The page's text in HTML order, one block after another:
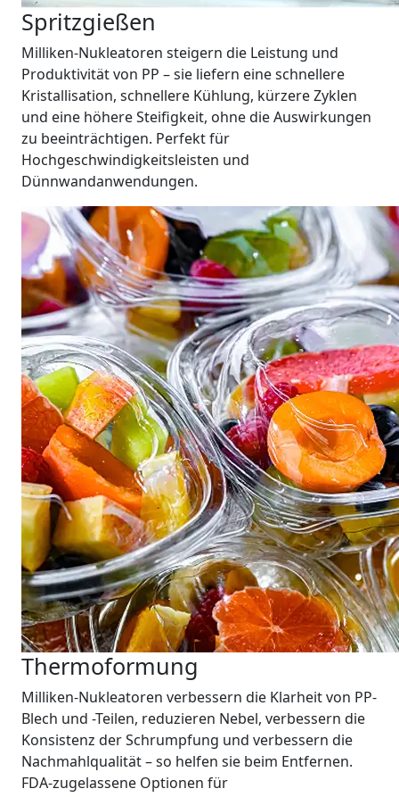
Spritzgießen
Milliken-Nukleatoren steigern die Leistung und
Produktivität von PP – sie liefern eine schnellere
Kristallisation, schnellere Kühlung, kürzere Zyklen
und eine höhere Steifigkeit, ohne die Auswirkungen
zu beeinträchtigen. Perfekt für
Hochgeschwindigkeitsleisten und
Dünnwandanwendungen.
Thermoformung
Milliken-Nukleatoren verbessern die Klarheit von PP-
Blech und -Teilen, reduzieren Nebel, verbessern die
Konsistenz der Schrumpfung und verbessern die
Nachmahlqualität – so helfen sie beim Entfernen.
FDA-zugelassene Optionen für